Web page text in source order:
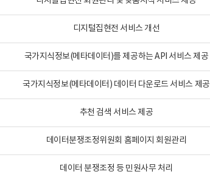
디지털집현전 서비스 개선
국가지식정보(메타데이터)를 제공하는 API 서비스 제공
국가지식정보(메타데이터) 데이터 다운로드 서비스 제공
추천 검색 서비스 제공
데이터분쟁조정위원회 홈페이지 회원관리
데이터 분쟁조정 등 민원사무 처리